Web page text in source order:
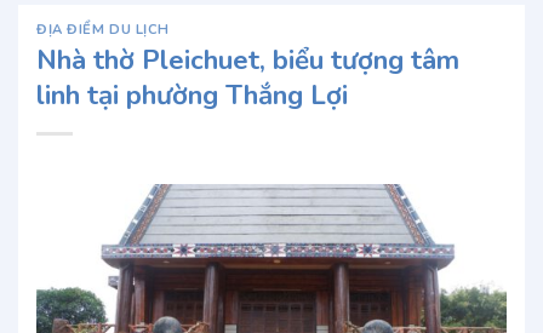
ĐỊA ĐIỂM DU LỊCH
Nhà thờ Pleichuet, biểu tượng tâm
linh tại phường Thắng Lợi